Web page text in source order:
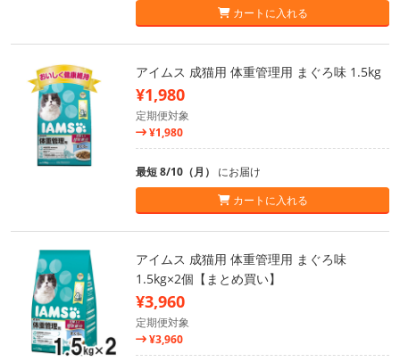
カートに入れる
アイムス 成猫用 体重管理用 まぐろ味 1.5kg
¥1,980
定期便対象
¥1,980
最短 8/10（月） にお届け
カートに入れる
アイムス 成猫用 体重管理用 まぐろ味
1.5kg×2個【まとめ買い】
¥3,960
定期便対象
¥3,960